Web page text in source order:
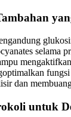
selama
dan
untuk